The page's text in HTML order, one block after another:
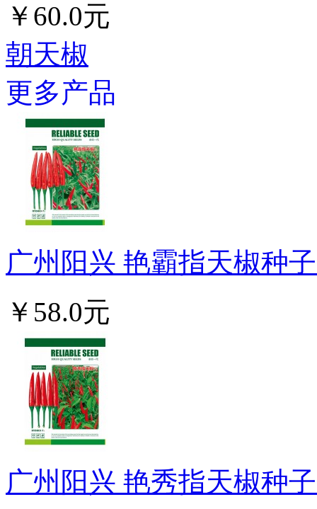
￥60.0元
朝天椒
更多产品
广州阳兴 艳霸指天椒种
￥58.0元
广州阳兴 艳秀指天椒种